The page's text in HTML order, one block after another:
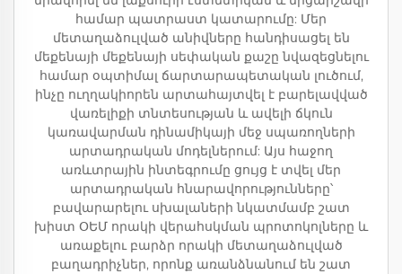
համար պատրաստ կատարումը: Մեր
մետաղաձուլված անիվները հանդիսացել են
մեքենայի մեքենայի սեփական քաշը նվազեցնելու
համար օպտիմալ ճարտարապետական լուծում,
ինչը ուղղակիորեն արտահայտվել է բարելավված
վառելիքի տնտեսության և ավելի ճկուն
կառավարման դինամիկայի մեջ սպառողների
արտադրական մոդելներում: Այս հաջող
առևտրային ինտեգրումը ցույց է տվել մեր
արտադրական հնարավորությունները՝
բավարարելու սխալաների նկատմամբ շատ
խիստ ՕԵՄ որակի վերահսկման պրոտոկոլները և
առաքելու բարձր որակի մետաղաձուլված
բաղադրիչներ, որոնք առանձնանում են շատ